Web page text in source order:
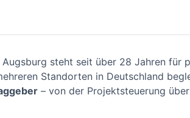
steht seit über 28 Jahren für
Standorten in Deutschland
– von der Projektsteuerung